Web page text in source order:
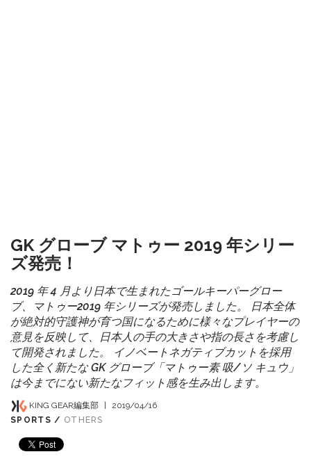
GK グローブ マトゥー 2019 年シリー
ズ発売！
2019 年 4 月より日本で生まれたゴールキーパーグロー
ブ、マトゥー2019 年シリーズが発売しました。 日本全体
が絶対的守護神が育つ国になるために様々なプレイヤーの
意見を反映して、日本人の手の大きさや指の長さを考慮し
て開発されました。 イノベートネガティブカットを採用
した全く新たな GK グローブ「マトゥー素 吸/ソ キュウ」
は今までにない新たなフィット感を生み出します。
KING GEAR編集部 |
2019/04/16
SPORTS / OTHERS